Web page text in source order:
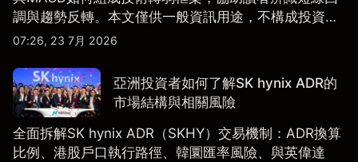
調與趨勢反轉。本文僅供一般資訊用途，不構成投資研
究、投資建議或任何交易推薦。
07:26, 23 7月 2026
亞洲投資者如何了解SK hynix ADR的
市場結構與相關風險
全面拆解SK hynix ADR（SKHY）交易機制：ADR換算
比例、港股戶口執行路徑、韓圜匯率風險、與英偉達